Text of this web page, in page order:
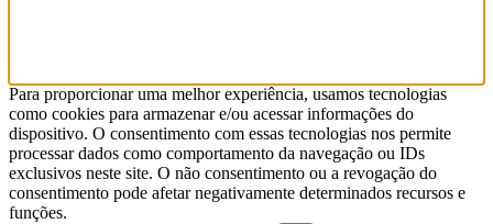
Para proporcionar uma melhor experiência, usamos tecnologias
como cookies para armazenar e/ou acessar informações do
dispositivo. O consentimento com essas tecnologias nos permite
processar dados como comportamento da navegação ou IDs
exclusivos neste site. O não consentimento ou a revogação do
consentimento pode afetar negativamente determinados recursos e
funções.